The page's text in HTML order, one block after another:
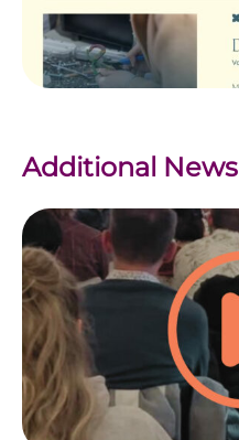
Additional News